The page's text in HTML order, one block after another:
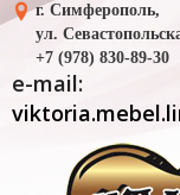
г. Симферополь,
ул.
+7 (978) 830-89-30
e-mail: